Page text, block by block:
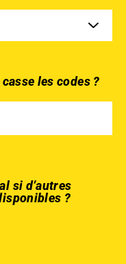
les codes ?
si d’autres
?